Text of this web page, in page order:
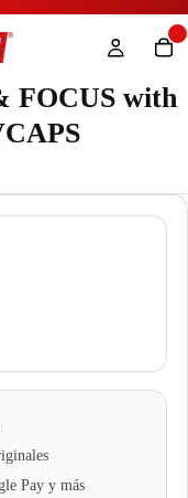
FOCUS with